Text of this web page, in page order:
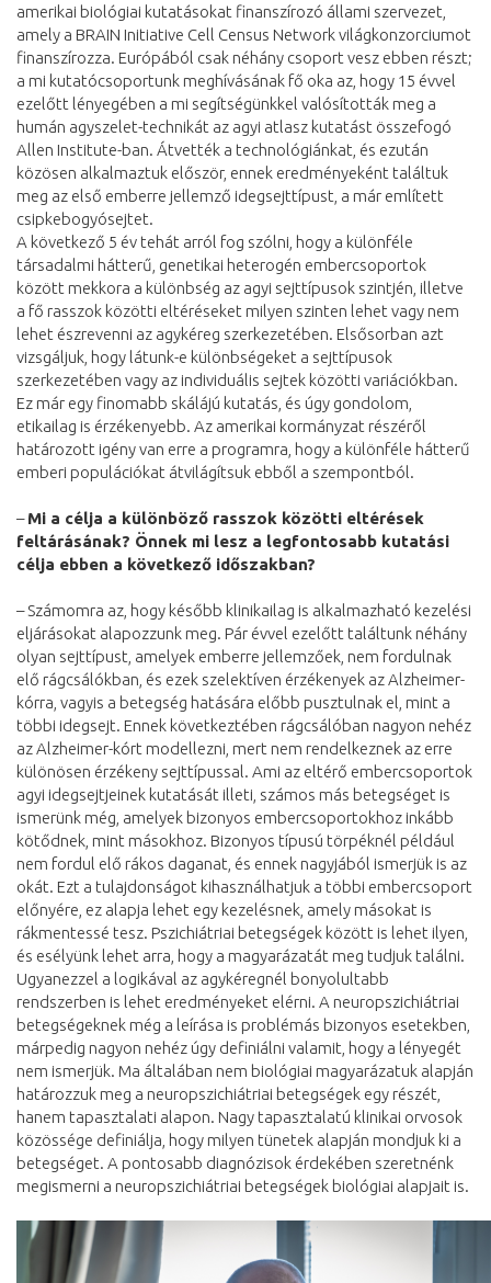
amerikai biológiai kutatásokat finanszírozó állami szervezet,
amely a BRAIN Initiative Cell Census Network világkonzorciumot
finanszírozza. Európából csak néhány csoport vesz ebben részt;
a mi kutatócsoportunk meghívásának fő oka az, hogy 15 évvel
ezelőtt lényegében a mi segítségünkkel valósították meg a
humán agyszelet-technikát az agyi atlasz kutatást összefogó
Allen Institute-ban. Átvették a technológiánkat, és ezután
közösen alkalmaztuk először, ennek eredményeként találtuk
meg az első emberre jellemző idegsejttípust, a már említett
csipkebogyósejtet.
A következő 5 év tehát arról fog szólni, hogy a különféle
társadalmi hátterű, genetikai heterogén embercsoportok
között mekkora a különbség az agyi sejttípusok szintjén, illetve
a fő rasszok közötti eltéréseket milyen szinten lehet vagy nem
lehet észrevenni az agykéreg szerkezetében. Elsősorban azt
vizsgáljuk, hogy látunk-e különbségeket a sejttípusok
szerkezetében vagy az individuális sejtek közötti variációkban.
Ez már egy finomabb skálájú kutatás, és úgy gondolom,
etikailag is érzékenyebb. Az amerikai kormányzat részéről
határozott igény van erre a programra, hogy a különféle hátterű
emberi populációkat átvilágítsuk ebből a szempontból.
–Mi a célja a különböző rasszok közötti eltérések
feltárásának? Önnek mi lesz a legfontosabb kutatási
célja ebben a következő időszakban?
– Számomra az, hogy később klinikailag is alkalmazható kezelési
eljárásokat alapozzunk meg. Pár évvel ezelőtt találtunk néhány
olyan sejttípust, amelyek emberre jellemzőek, nem fordulnak
elő rágcsálókban, és ezek szelektíven érzékenyek az Alzheimer-
kórra, vagyis a betegség hatására előbb pusztulnak el, mint a
többi idegsejt. Ennek következtében rágcsálóban nagyon nehéz
az Alzheimer-kórt modellezni, mert nem rendelkeznek az erre
különösen érzékeny sejttípussal. Ami az eltérő embercsoportok
agyi idegsejtjeinek kutatását illeti, számos más betegséget is
ismerünk még, amelyek bizonyos embercsoportokhoz inkább
kötődnek, mint másokhoz. Bizonyos típusú törpéknél például
nem fordul elő rákos daganat, és ennek nagyjából ismerjük is az
okát. Ezt a tulajdonságot kihasználhatjuk a többi embercsoport
előnyére, ez alapja lehet egy kezelésnek, amely másokat is
rákmentessé tesz. Pszichiátriai betegségek között is lehet ilyen,
és esélyünk lehet arra, hogy a magyarázatát meg tudjuk találni.
Ugyanezzel a logikával az agykéregnél bonyolultabb
rendszerben is lehet eredményeket elérni. A neuropszichiátriai
betegségeknek még a leírása is problémás bizonyos esetekben,
márpedig nagyon nehéz úgy definiálni valamit, hogy a lényegét
nem ismerjük. Ma általában nem biológiai magyarázatuk alapján
határozzuk meg a neuropszichiátriai betegségek egy részét,
hanem tapasztalati alapon. Nagy tapasztalatú klinikai orvosok
közössége definiálja, hogy milyen tünetek alapján mondjuk ki a
betegséget. A pontosabb diagnózisok érdekében szeretnénk
megismerni a neuropszichiátriai betegségek biológiai alapjait is.